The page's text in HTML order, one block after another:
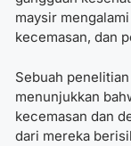
maysir
kecemasan, dan
Sebuah
menunjukkan
kecemasan dan
dari mereka